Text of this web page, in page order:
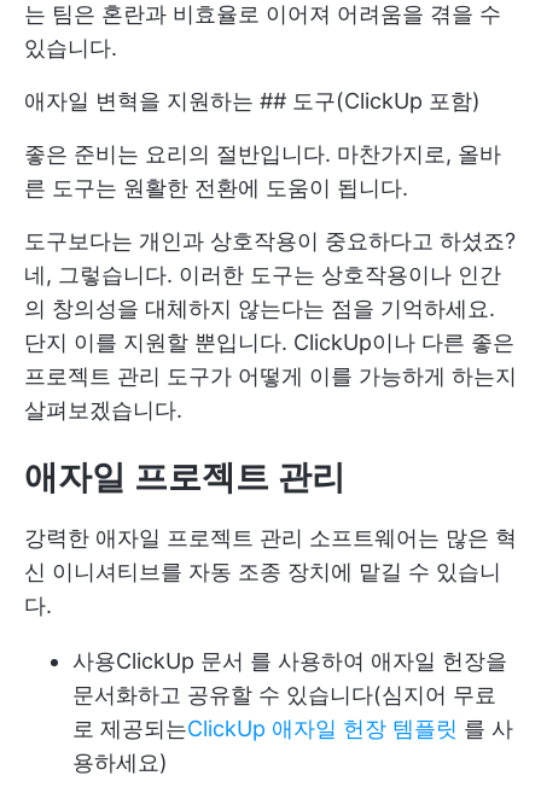
는 팀은 혼란과 비효율로 이어져 어려움을 겪을 수
있습니다.
애자일 변혁을 지원하는 ## 도구(ClickUp 포함)
좋은 준비는 요리의 절반입니다. 마찬가지로, 올바
른 도구는 원활한 전환에 도움이 됩니다.
도구보다는 개인과 상호작용이 중요하다고 하셨죠?
네, 그렇습니다. 이러한 도구는 상호작용이나 인간
의 창의성을 대체하지 않는다는 점을 기억하세요.
단지 이를 지원할 뿐입니다. ClickUp이나 다른 좋은
프로젝트 관리 도구가 어떻게 이를 가능하게 하는지
살펴보겠습니다.
애자일 프로젝트 관리
강력한 애자일 프로젝트 관리 소프트웨어는 많은 혁
신 이니셔티브를 자동 조종 장치에 맡길 수 있습니
다.
사용ClickUp 문서 를 사용하여 애자일 헌장을
문서화하고 공유할 수 있습니다(심지어 무료
로 제공되는ClickUp 애자일 헌장 템플릿 를 사
용하세요)